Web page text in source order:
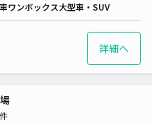
ワンボックス大型車・SUV
詳細へ